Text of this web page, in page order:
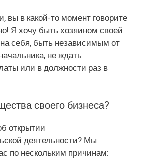
вы в какой-то момент говорите
Я хочу быть хозяином своей
себя, быть независимым от
не ждать
или в должности раз в
своего бизнеса?
открытии
деятельности? Мы
по нескольким причинам: